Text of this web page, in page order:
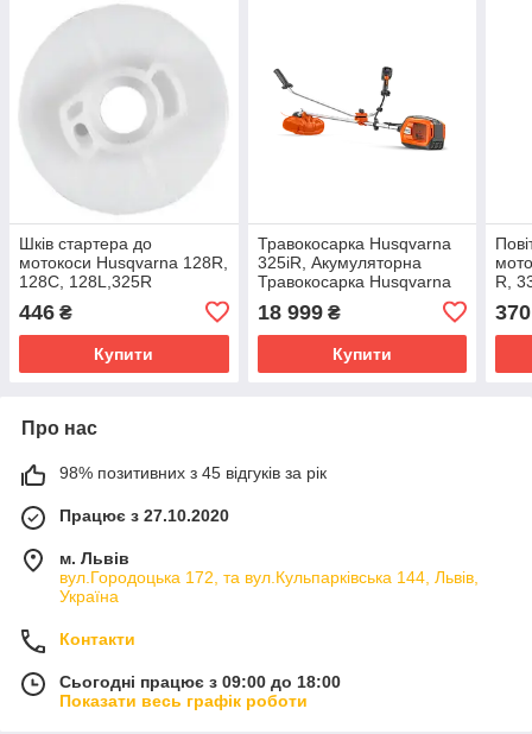
Шків стартера до
мотокоси Husqvarna 128R,
128C, 128L,325R
446 ₴
Купити
Травокосарка Husqvarna
325iR, Акумуляторна
Травокосарка Husqvarna
Husqvarna 325iR
18 999₴
Купити
R,
370
Про нас
98% позитивних з 45 відгуків за рік
Працює з 27.10.2020
м. Львів
вул.Городоцька 172, та вул.Кульпарківська 144, Львів,
Україна
Контакти
Сьогодні працює з 09:00 до 18:00
Показати весь графік роботи